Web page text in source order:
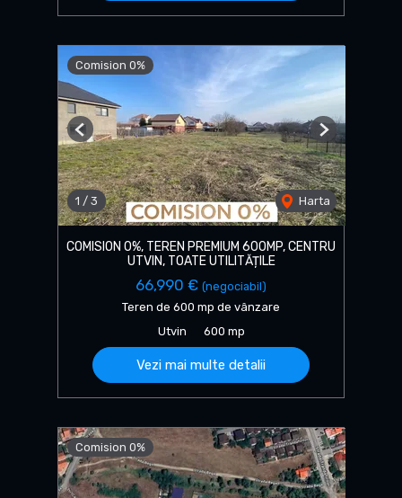
Comision 0%
1 / 3 Harta
Previous Next
COMISION 0%, TEREN PREMIUM 600MP, CENTRU
UTVIN, TOATE UTILITĂȚILE
66,990 € (negociabil)
Teren de 600 mp de vânzare
Utvin
600 mp
Vezi mai multe detalii
Comision 0%